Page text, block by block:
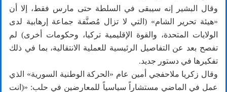
وقال البشير إنه سيبقى في السلطة حتى مارس فقط، إلا أن
«هيئة تحرير الشام» (التي لا تزال مُصنَّفة جماعة إرهابية لدى
الولايات المتحدة، والقوة الإقليمية تركيا، وحكومات أخرى) لم
تفصح بعد عن التفاصيل الرئيسية للعملية الانتقالية، بما في ذلك
تفكيرها في دستور جديد.
وقال زكريا ملاحفجي أمين عام «الحركة الوطنية السورية» الذي
عمل في الماضي مستشاراً سياسياً للمعارضين في حلب: «(انت